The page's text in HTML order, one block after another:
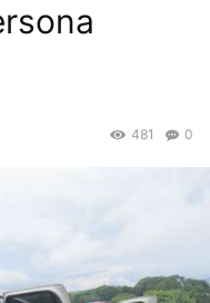
0
481